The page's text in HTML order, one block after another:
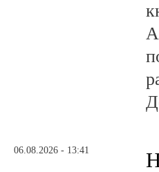
06.08.2026 - 13:41